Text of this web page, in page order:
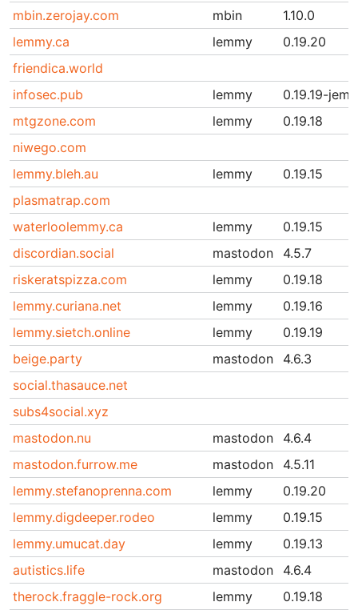
mbin.zerojay.com
mbin
1.10.0
lemmy.ca
lemmy
0.19.20
friendica.world
infosec.pub
lemmy
0.19.19-
mtgzone.com
lemmy
0.19.18
niwego.com
lemmy.bleh.au
lemmy
0.19.15
plasmatrap.com
waterloolemmy.ca
lemmy
0.19.15
discordian.social
mastodon
4.5.7
riskeratspizza.com
lemmy
0.19.18
lemmy.curiana.net
lemmy
0.19.16
lemmy.sietch.online
lemmy
0.19.19
beige.party
mastodon
4.6.3
social.thasauce.net
subs4social.xyz
mastodon.nu
mastodon
4.6.4
mastodon.furrow.me
mastodon
4.5.11
lemmy.stefanoprenna.com
lemmy
0.19.20
lemmy.digdeeper.rodeo
lemmy
0.19.15
lemmy.umucat.day
lemmy
0.19.13
autistics.life
mastodon
4.6.4
therock.fraggle-rock.org
lemmy
0.19.18